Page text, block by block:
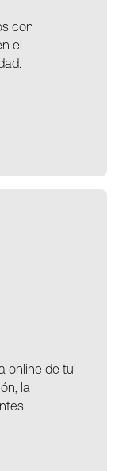
con
el
online de tu
la